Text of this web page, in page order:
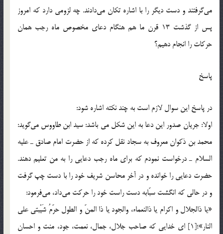
مي‌گرفتند و دست ديگر را با اشاره تكان مي‌دادند. چه لزومي دارد كه امروز
پس از گذشت 13 قرن ما هم هنگام دعاي مخصوص ماه رجب همان
حرکات را انجام دهيم؟
پاسخ
در پاسخ اين سوال لازم است به چند نکته اشاره شود:
اولا: جريان صدور اين دعا به اين شکل مي باشد: سيد ابن طاووس مي‌گويد:
محمد بن ذكوان معروف به سجاد نقل كرده كه از حضرت امام صادق ـ عليه
السلام ـ درخواست نمودم كه براي ماه رجب دعايي را به من تعليم دهند.
حضرت دعايي را خوانده و در آخر محاسن شريف خود را با دست چپ گرفت
و در حالي كه انگشت سبّابه دست راست خود را حركت مي‌داد، مي‌فرمود:
«يا ذالجلال و اكرام يا ذالنعماء، والجود يا ذا المنّ و الطول حرّمُ شَيْبتي علي
النار»؛[1] اي خدايي كه صاحب جلال، جمال، نعمت، جود، منت و احسان